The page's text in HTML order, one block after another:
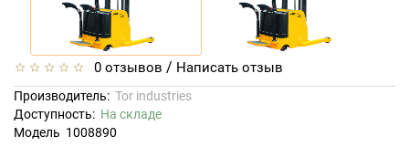
0 отзывов / Написать отзыв
Производитель: Tor industries
Доступность: На складе
Модель 1008890